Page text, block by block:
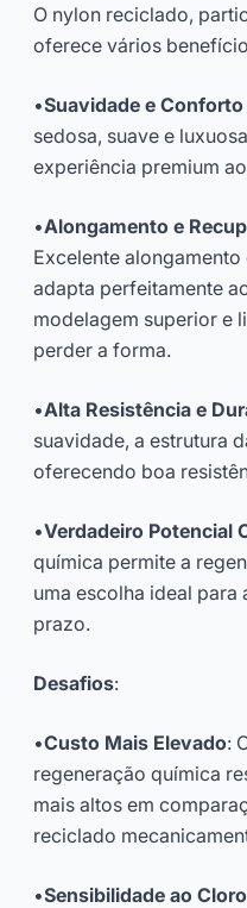
O nylon reciclado,
oferece vários
•Suavidade e
sedosa, suave e
experiência premium
•Alongamento e
Excelente
adapta perfeitamente
modelagem superior e
perder a forma.
•Alta Resistência e
suavidade, a estrutura
oferecendo boa
•Verdadeiro Potencial
química permite a
uma escolha ideal para
prazo.
Desafios:
•Custo Mais Elevado:
regeneração química
mais altos em
reciclado
•Sensibilidade ao